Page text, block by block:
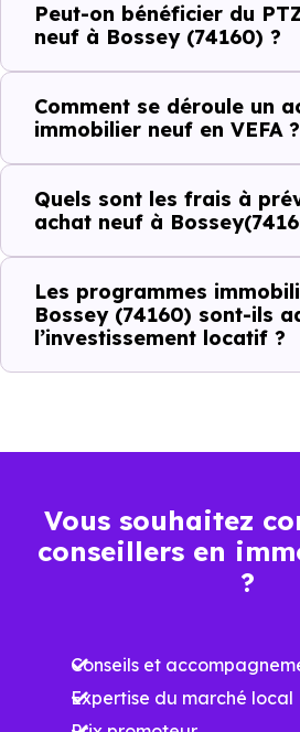
Combien coûte un
(74160) ?
C'est souvent la première
prix à connaître pour un achat
(74160) :
minimum
6
Ces prix varient selon la
d'explorer et de filtrer
disponibles à Bossey (74160) selon
Peut-on bénéficier du
neuf à Bossey (74160) ?
Comment se déroule un
immobilier neuf en VEFA ?
Quels sont les frais à
achat neuf à
Les programmes
Bossey (74160) sont-ils
l’investissement locatif ?
Vous souhaitez
conseillers en
?
Conseils et
Expertise du marché local